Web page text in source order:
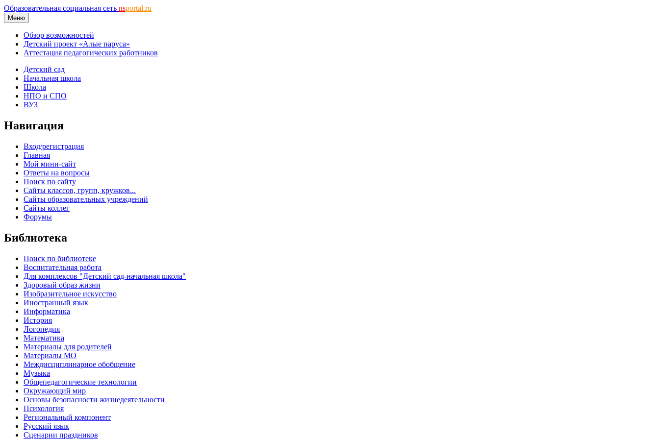
Образовательная социальная сеть nsportal.ru
Меню
Обзор возможностей
Детский проект «Алые паруса»
Аттестация педагогических работников
Детский сад
Начальная школа
Школа
НПО и СПО
ВУЗ
Навигация
Вход/регистрация
Главная
Мой мини-сайт
Ответы на вопросы
Поиск по сайту
Сайты классов, групп, кружков...
Сайты образовательных учреждений
Сайты коллег
Форумы
Библиотека
Поиск по библиотеке
Воспитательная работа
Для комплексов "Детский сад-начальная школа"
Здоровый образ жизни
Изобразительное искусство
Иностранный язык
Информатика
История
Логопедия
Математика
Материалы для родителей
Материалы МО
Междисциплинарное обобщение
Музыка
Общепедагогические технологии
Окружающий мир
Основы безопасности жизнедеятельности
Психология
Региональный компонент
Русский язык
Сценарии праздников